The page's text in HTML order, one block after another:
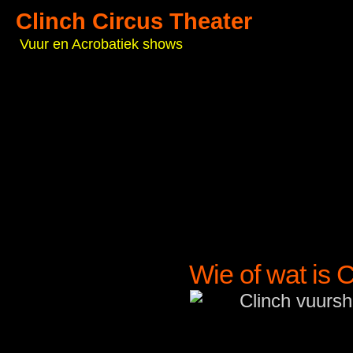
Clinch Circus Theater
Vuur en Acrobatiek shows
Wie of wat is